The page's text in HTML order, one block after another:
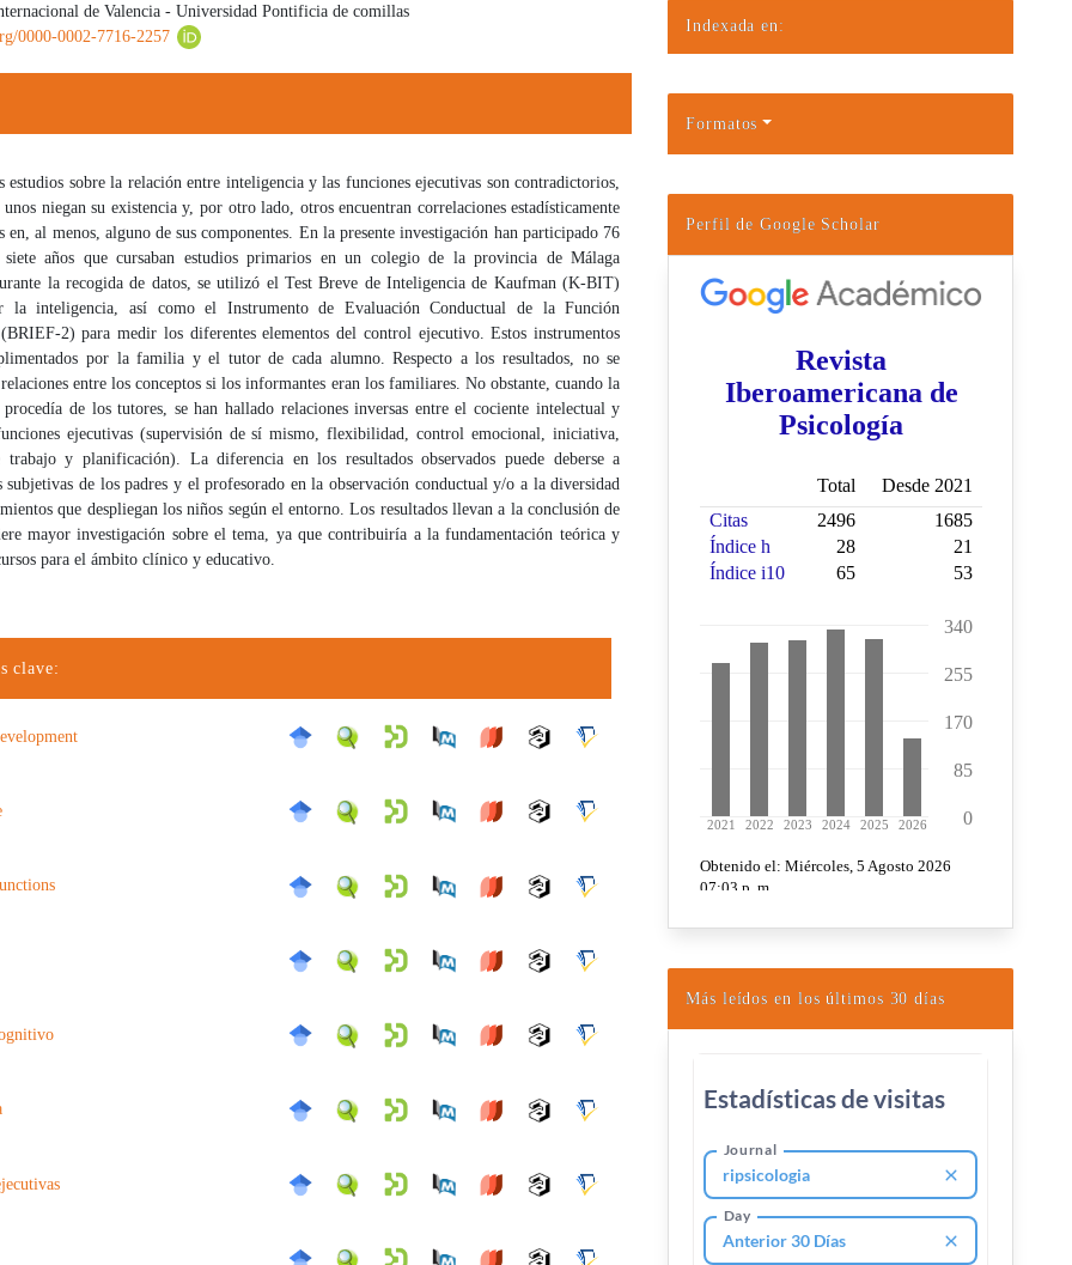
de Valencia - Universidad Pontificia de comillas
0000-0002-7716-2257
sobre la relación entre inteligencia y las funciones ejecutivas son contradictorios,
niegan su existencia y, por otro lado, otros encuentran correlaciones estadísticamente
en, al menos, alguno de sus componentes. En la presente investigación han participado 76
siete años que cursaban estudios primarios en un colegio de la provincia de Málaga
la recogida de datos, se utilizó el Test Breve de Inteligencia de Kaufman (K-BIT)
la inteligencia, así como el Instrumento de Evaluación Conductual de la Función
2) para medir los diferentes elementos del control ejecutivo. Estos instrumentos
por la familia y el tutor de cada alumno. Respecto a los resultados, no se
entre los conceptos si los informantes eran los familiares. No obstante, cuando la
de los tutores, se han hallado relaciones inversas entre el cociente intelectual y
ejecutivas (supervisión de sí mismo, flexibilidad, control emocional, iniciativa,
trabajo y planificación). La diferencia en los resultados observados puede deberse a
subjetivas de los padres y el profesorado en la observación conductual y/o a la diversidad
que despliegan los niños según el entorno. Los resultados llevan a la conclusión de
mayor investigación sobre el tema, ya que contribuiría a la fundamentación teórica y
para el ámbito clínico y educativo.
clave:
Indexada en:
Formatos
Perfil de Google Scholar
Más leídos en los últimos 30 días